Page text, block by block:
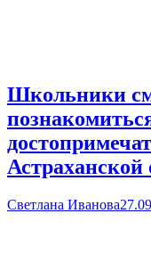
Школьники
Астраханской
Светлана Иванова